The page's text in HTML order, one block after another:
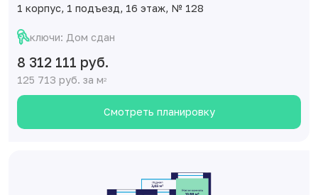
1 корпус, 1 подъезд, 16 этаж, № 128
ключи: Дом сдан
8 312 111 руб.
125 713 руб. за м2
Смотреть планировку